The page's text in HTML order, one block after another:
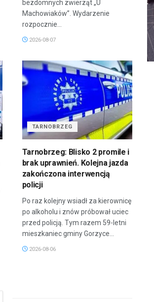
bezdomnych zwierząt „U
Machowiaków”. Wydarzenie
rozpocznie...
2026-08-07
TARNOBRZEG
Tarnobrzeg: Blisko 2 promile i
brak uprawnień. Kolejna jazda
zakończona interwencją
policji
Po raz kolejny wsiadł za kierownicę
po alkoholu i znów próbował uciec
przed policją. Tym razem 59-letni
mieszkaniec gminy Gorzyce...
2026-08-06